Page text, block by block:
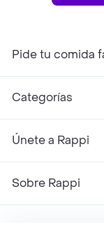
Pide tu comida
Categorías
Únete a Rappi
Sobre Rappi